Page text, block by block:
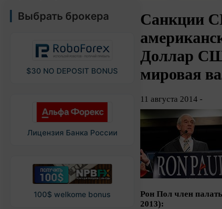
Выбрать брокера
$30 NO DEPOSIT BONUS
Лицензия Банка России
100$ welkome bonus
Санкции
Доллар
мировая
11 августа 2014 -
Рон Пол член
2013):